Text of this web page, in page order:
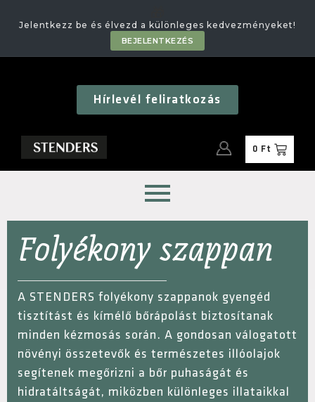
Jelentkezz be és élvezd a különleges kedvezményeket!
BEJELENTKEZÉS
Hírlevél feliratkozás
0 Ft
Folyékony szappan
A STENDERS folyékony szappanok gyengéd
tisztítást és kímélő bőrápolást biztosítanak
minden kézmosás során. A gondosan válogatott
növényi összetevők és természetes illóolajok
segítenek megőrizni a bőr puhaságát és
hidratáltságát, miközben különleges illataikkal